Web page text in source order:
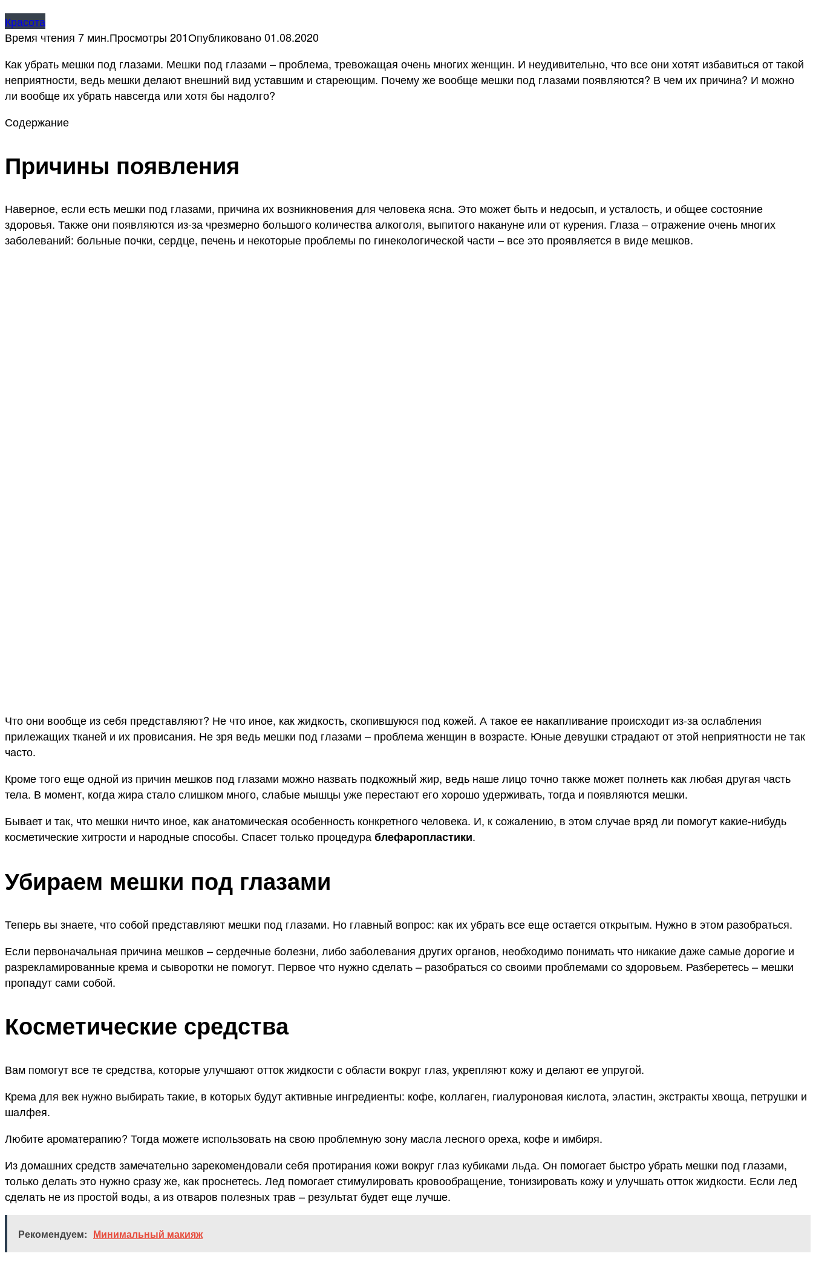
Красота
Время чтения 7 мин.Просмотры 201Опубликовано01.08.2020
Как убрать мешки под глазами. Мешки под глазами – проблема, тревожащая очень многих женщин. И неудивительно, что все они хотят избавиться от такой
неприятности, ведь мешки делают внешний вид уставшим и стареющим. Почему же вообще мешки под глазами появляются? В чем их причина? И можно
ли вообще их убрать навсегда или хотя бы надолго?
Содержание
Причины появления
Наверное, если есть мешки под глазами, причина их возникновения для человека ясна. Это может быть и недосып, и усталость, и общее состояние
здоровья. Также они появляются из-за чрезмерно большого количества алкоголя, выпитого накануне или от курения. Глаза – отражение очень многих
заболеваний: больные почки, сердце, печень и некоторые проблемы по гинекологической части – все это проявляется в виде мешков.
Что они вообще из себя представляют? Не что иное, как жидкость, скопившуюся под кожей. А такое ее накапливание происходит из-за ослабления
прилежащих тканей и их провисания. Не зря ведь мешки под глазами – проблема женщин в возрасте. Юные девушки страдают от этой неприятности не так
часто.
Кроме того еще одной из причин мешков под глазами можно назвать подкожный жир, ведь наше лицо точно также может полнеть как любая другая часть
тела. В момент, когда жира стало слишком много, слабые мышцы уже перестают его хорошо удерживать, тогда и появляются мешки.
Бывает и так, что мешки ничто иное, как анатомическая особенность конкретного человека. И, к сожалению, в этом случае вряд ли помогут какие-нибудь
косметические хитрости и народные способы. Спасет только процедураблефаропластики.
Убираем мешки под глазами
Теперь вы знаете, что собой представляют мешки под глазами. Но главный вопрос: как их убрать все еще остается открытым. Нужно в этом разобраться.
Если первоначальная причина мешков – сердечные болезни, либо заболевания других органов, необходимо понимать что никакие даже самые дорогие и
разрекламированные крема и сыворотки не помогут. Первое что нужно сделать – разобраться со своими проблемами со здоровьем. Разберетесь – мешки
пропадут сами собой.
Косметические средства
Вам помогут все те средства, которые улучшают отток жидкости с области вокруг глаз, укрепляют кожу и делают ее упругой.
Крема для век нужно выбирать такие, в которых будут активные ингредиенты: кофе, коллаген, гиалуроновая кислота, эластин, экстракты хвоща, петрушки и
шалфея.
Любите ароматерапию? Тогда можете использовать на свою проблемную зону масла лесного ореха, кофе и имбиря.
Из домашних средств замечательно зарекомендовали себя протирания кожи вокруг глаз кубиками льда. Он помогает быстро убрать мешки под глазами,
только делать это нужно сразу же, как проснетесь. Лед помогает стимулировать кровообращение, тонизировать кожу и улучшать отток жидкости. Если лед
сделать не из простой воды, а из отваров полезных трав – результат будет еще лучше.
Рекомендуем: Минимальный макияж